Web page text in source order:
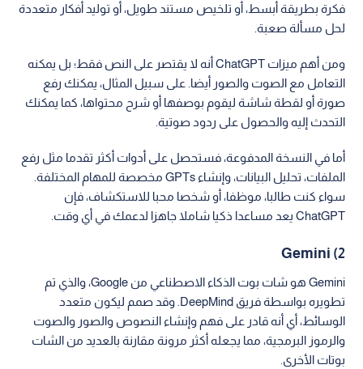
فكرة بطريقة أبسط، أو تلخيص مستند طويل، أو توليد أفكار متعددة
لحل مسألة صعبة.
ومن أهم ميزات ChatGPT أنه لا يقتصر على النص فقط؛ بل يمكنه
التعامل مع الصوت والصور أيضا. على سبيل المثال، يمكنك رفع
صورة أو لقطة شاشة ليقوم بوصفها أو شرح محتواها، كما يمكنك
التحدث إليه والحصول على ردود صوتية.
أما في النسخة المدفوعة، فستحصل على أدوات أكثر تقدما مثل رفع
الملفات، تحليل البيانات، وإنشاء GPTs مخصصة للمهام المختلفة.
سواء كنت طالبا، موظفا، أو شخصا محبا للاستكشاف، فإن
ChatGPT يعد مساعدا ذكيا شاملا جاهزا لدعمك في أي وقت.
2) Gemini
Gemini هو شات بوت الذكاء الاصطناعي من Google، والذي تم
تطويره بواسطة فريق DeepMind. وقد صمم ليكون متعدد
الوسائط، أي أنه قادر على فهم وإنشاء النصوص والصور والصوت
والرموز البرمجية، مما يجعله أكثر مرونة مقارنة بالعديد من الشات
بوتات الأخرى.